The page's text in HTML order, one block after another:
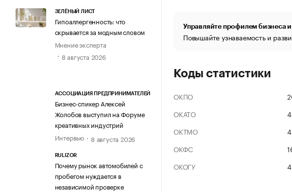
ЗЕЛЁНЫЙ ЛИСТ
Гипоаллергенность: что
скрывается за модным словом
Мнение эксперта
8 августа 2026
АССОЦИАЦИЯ ПРЕДПРИНИМАТЕЛЕЙ
Бизнес-спикер Алексей
Жолобов выступил на Форуме
креативных индустрий
Интервью
8 августа 2026
RULIZOR
Почему рынок автомобилей с
пробегом нуждается в
независимой проверке
Управляйте профилем бизнеса
Повышайте узнаваемость и
Коды статистики
ОКПО
ОКАТО
ОКТМО
ОКФС
ОКОГУ